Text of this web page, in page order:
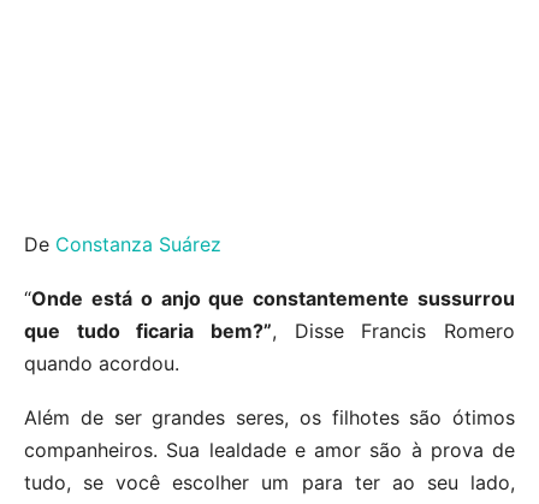
De Constanza Suárez
“Onde está o anjo que constantemente sussurrou
que tudo ficaria bem?”, Disse Francis Romero
quando acordou.
Além de ser grandes seres, os filhotes são ótimos
companheiros. Sua lealdade e amor são à prova de
tudo, se você escolher um para ter ao seu lado,